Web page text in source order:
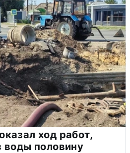
ход работ,
воды половину